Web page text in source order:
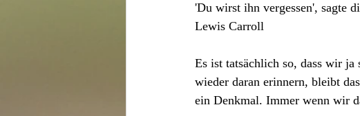
'Du wirst ihn vergessen', sagte
Lewis Carroll
Es ist tatsächlich so, dass wir
wieder daran erinnern, bleibt
ein Denkmal. Immer wenn wir